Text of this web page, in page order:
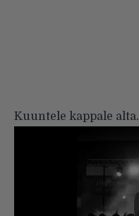
Kuuntele kappale alta.